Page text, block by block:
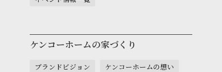
ケンコーホームの家づくり
ブランドビジョン ケンコーホームの想い